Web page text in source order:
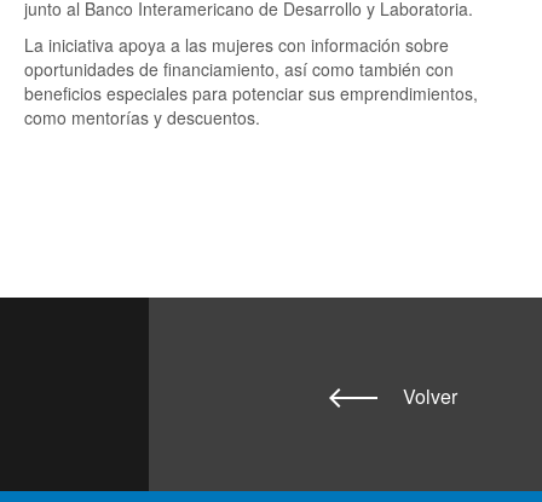
junto al Banco Interamericano de Desarrollo y Laboratoria.
La iniciativa apoya a las mujeres con información sobre
oportunidades de financiamiento, así como también con
beneficios especiales para potenciar sus emprendimientos,
como mentorías y descuentos.
Volver